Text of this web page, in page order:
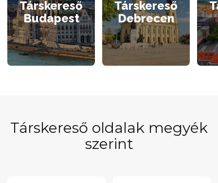
Társkereső
Budapest
Társkereső
Debrecen
Társkereső oldalak megyék
szerint